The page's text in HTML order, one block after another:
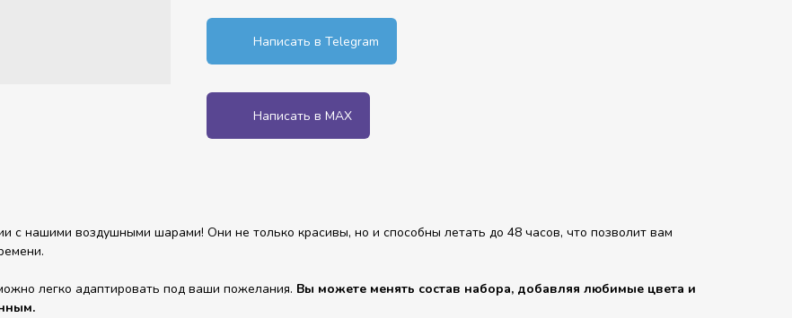
Написать в Telegram
Написать в MAX
с нашими воздушными шарами! Они не только красивы, но и способны летать до 48 часов, что позволит вам
легко адаптировать под ваши пожелания. Вы можете менять состав набора, добавляя любимые цвета и